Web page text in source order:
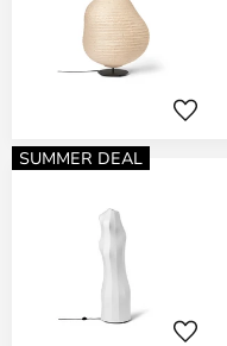
SUMMER DEAL